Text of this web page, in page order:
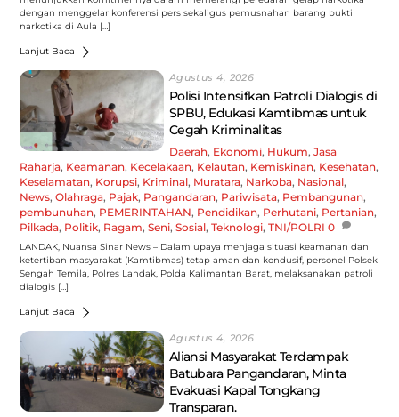
dengan menggelar konferensi pers sekaligus pemusnahan barang bukti
narkotika di Aula […]
Lanjut Baca
Agustus 4, 2026
Polisi Intensifkan Patroli Dialogis di
SPBU, Edukasi Kamtibmas untuk
Cegah Kriminalitas
Daerah, Ekonomi, Hukum, Jasa
Raharja, Keamanan, Kecelakaan, Kelautan, Kemiskinan, Kesehatan,
Keselamatan, Korupsi, Kriminal, Muratara, Narkoba, Nasional,
News,Olahraga, Pajak, Pangandaran, Pariwisata, Pembangunan,
pembunuhan, PEMERINTAHAN, Pendidikan, Perhutani, Pertanian,
Pilkada, Politik, Ragam,Seni,Sosial,Teknologi,TNI/POLRI 0
LANDAK, Nuansa Sinar News – Dalam upaya menjaga situasi keamanan dan
ketertiban masyarakat (Kamtibmas) tetap aman dan kondusif, personel Polsek
Sengah Temila, Polres Landak, Polda Kalimantan Barat, melaksanakan patroli
dialogis […]
Lanjut Baca
Agustus 4, 2026
Aliansi Masyarakat Terdampak
Batubara Pangandaran, Minta
Evakuasi Kapal Tongkang
Transparan.